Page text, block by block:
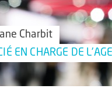
Charbit
EN CHARGE DE